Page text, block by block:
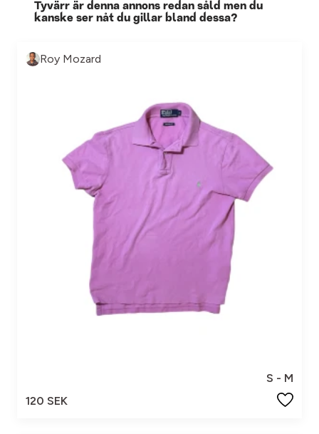
Tyvärr är denna annons redan såld men du
kanske ser nåt du gillar bland dessa?
Roy Mozard
S - M
120 SEK